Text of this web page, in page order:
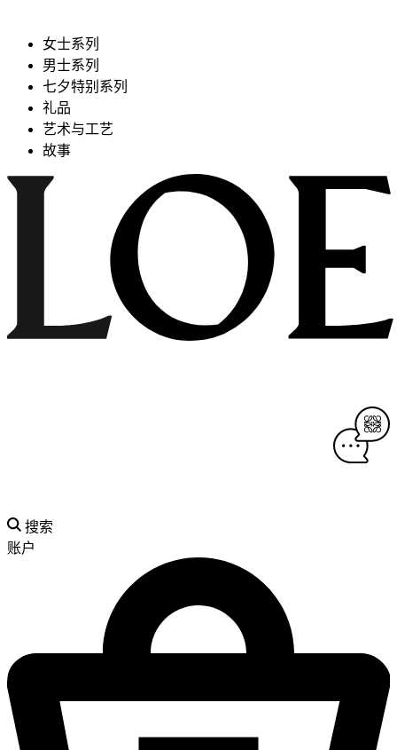
女士系列
男士系列
七夕特别系列
礼品
艺术与工艺
故事
搜索
账户